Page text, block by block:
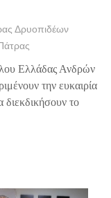
Δρυοπιδέων
Ελλάδας Ανδρών
την ευκαιρία
διεκδικήσουν το